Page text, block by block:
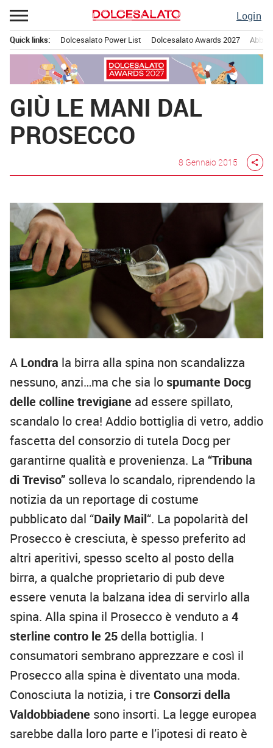
Passa
al
contenuto
Login
principale
Quick links: Dolcesalato Power List Dolcesalato Awards 2027
GIÙ LE MANI DAL
PROSECCO
8 Gennaio 2015 share
A Londra la birra alla spina non scandalizza
nessuno, anzi…ma che sia lospumante Docg
delle colline trevigiane ad essere spillato,
scandalo lo crea! Addio bottiglia di vetro, addio
fascetta del consorzio di tutela Docg per
garantirne qualità e provenienza. La “Tribuna
di Treviso” solleva lo scandalo, riprendendo la
notizia da un reportage di costume
pubblicato dal “Daily Mail“. La popolarità del
Prosecco è cresciuta, è spesso preferito ad
altri aperitivi, spesso scelto al posto della
birra, a qualche proprietario di pub deve
essere venuta la balzana idea di servirlo alla
spina. Alla spina il Prosecco è venduto a 4
sterline contro le 25 della bottiglia. I
consumatori sembrano apprezzare e così il
Prosecco alla spina è diventato una moda.
Conosciuta la notizia, i tre Consorzi della
Valdobbiadene sono insorti. La legge europea
sarebbe dalla loro parte e l’ipotesi di reato è